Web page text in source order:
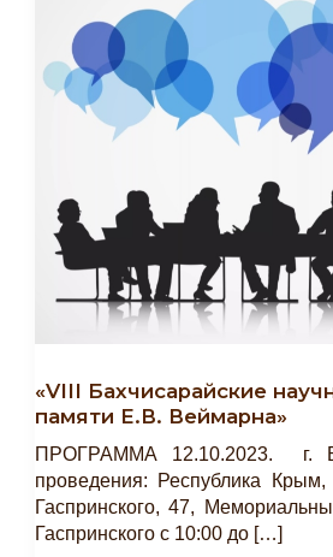
«VIII Бахчисарайские
памяти Е.В. Веймарна»
ПРОГРАММА 12.10.2023. г.
проведения: Республика Крым,
Гаспринского, 47,
Гаспринского с 10:00 до […]